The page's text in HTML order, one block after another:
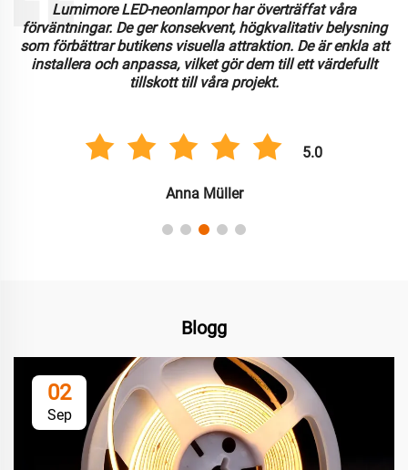
Att arbeta med Lumimore har varit en fantastisk
upplevelse. LED-neonlamporna är hållbara och ger utmärkt
ljusstyrka. Vi uppskattar anpassningsförmågan och
användarvänligheten, vilket har effektiviserat
installationsprocessen för flera kommersiella tillämpningar.
5.0
Carlos González
Blogg
02
Sep